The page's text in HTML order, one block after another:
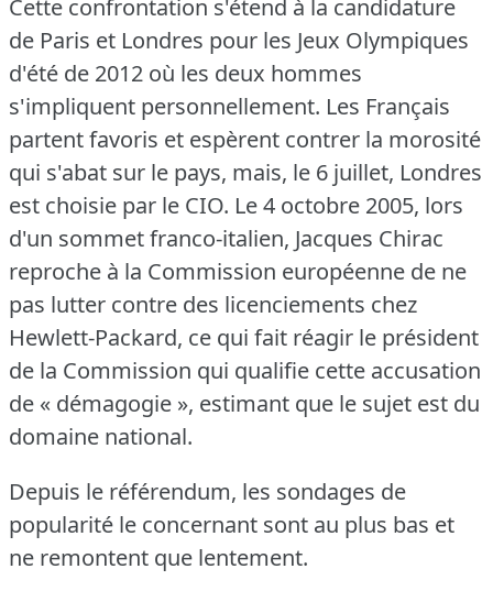
Cette confrontation s'étend à la candidature
de Paris et Londres pour les Jeux Olympiques
d'été de 2012 où les deux hommes
s'impliquent personnellement. Les Français
partent favoris et espèrent contrer la morosité
qui s'abat sur le pays, mais, le 6 juillet, Londres
est choisie par le CIO. Le 4 octobre 2005, lors
d'un sommet franco-italien, Jacques Chirac
reproche à la Commission européenne de ne
pas lutter contre des licenciements chez
Hewlett-Packard, ce qui fait réagir le président
de la Commission qui qualifie cette accusation
de « démagogie », estimant que le sujet est du
domaine national.
Depuis le référendum, les sondages de
popularité le concernant sont au plus bas et
ne remontent que lentement.